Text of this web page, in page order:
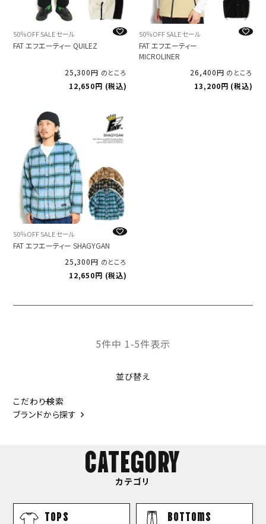
50％OFF SALE セール
FAT エフエーティー QUILEZ
25,300 のところ
12,650 税込
50％OFF SALE セール
FAT エフエーティー
MICROLINER
26,400
のところ
13,200 税込
50％OFF SALE セール
FAT エフエーティー SHAGYGAN
25,300
のところ
12,650 税込
並び替え
5件中 1-5件表示
こだわり検索
ブランドから探す
CATEGORY
カテゴリ
TOPS bottoms